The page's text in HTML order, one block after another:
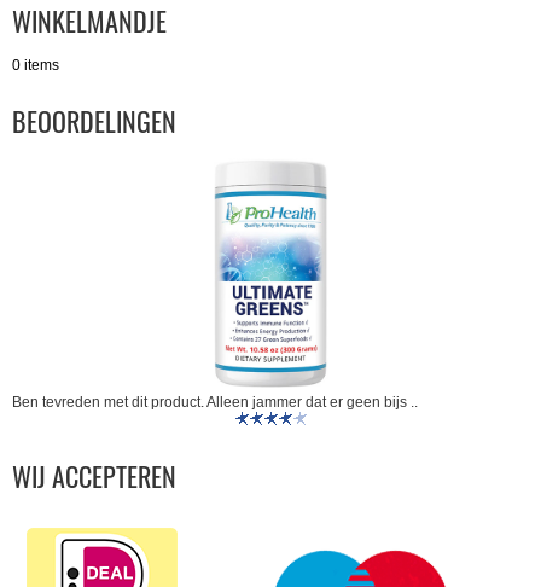
WINKELMANDJE
0 items
BEOORDELINGEN
Ben tevreden met dit product. Alleen jammer dat er geen bijs ..
WIJ ACCEPTEREN